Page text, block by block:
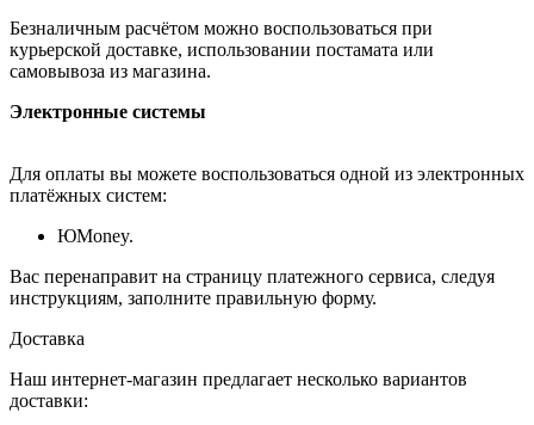
Безналичным расчётом можно воспользоваться при
курьерской доставке, использовании постамата или
самовывоза из магазина.
Электронные системы
Для оплаты вы можете воспользоваться одной из электронных
платёжных систем:
ЮMoney.
Вас перенаправит на страницу платежного сервиса, следуя
инструкциям, заполните правильную форму.
Доставка
Наш интернет-магазин предлагает несколько вариантов
доставки: